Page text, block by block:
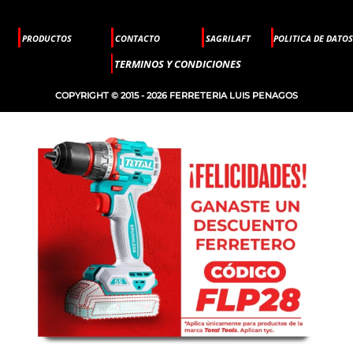
PRODUCTOS CONTACTO SAGRILAFT POLITICA DE DATOS
TERMINOS Y CONDICIONES
COPYRIGHT © 2015 - 2026 FERRETERIA LUIS PENAGOS